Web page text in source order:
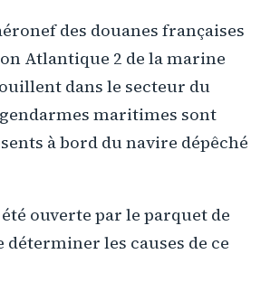
des douanes françaises
Atlantique 2 de la marine
dans le secteur du
maritimes sont
à bord du navire dépêché
ouverte par le parquet de
les causes de ce